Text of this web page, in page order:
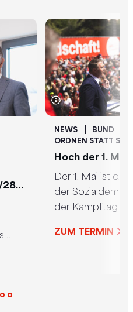
28
NEWS
BUND
ORDNEN STATT
Hoch der 1. Mai!
Der 1. Mai ist der
der
der Kampftag
ZUM TERMIN